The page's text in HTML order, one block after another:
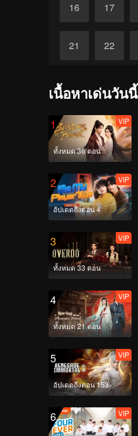
16 17
21 22
เนื้อหาเด่นวันนี้
1
ทั้งหมด 36 ตอน
VIP
2
อัปเดตถึงตอน 4
VIP
3
ทั้งหมด 33 ตอน
VIP
4
ทั้งหมด 21 ตอน
VIP
5
อัปเดตถึงตอน 153
VIP
6 VIP